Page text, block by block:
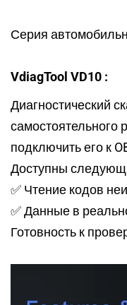
Серия
VdiagTool VD10 :
Диагностический
самостоятельного
подключить его к
Доступны
✅ Чтение кодов
✅ Данные в
Готовность к